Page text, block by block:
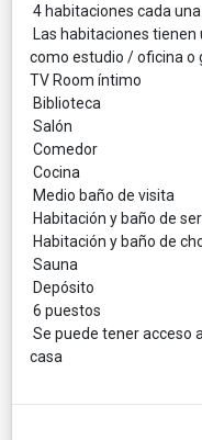
4 habitaciones cada
Las habitaciones
como estudio / oficina o
TV Room íntimo
Biblioteca
Salón
Comedor
Cocina
Medio baño de visita
Habitación y baño de
Habitación y baño de
Sauna
Depósito
6 puestos
Se puede tener acceso
casa